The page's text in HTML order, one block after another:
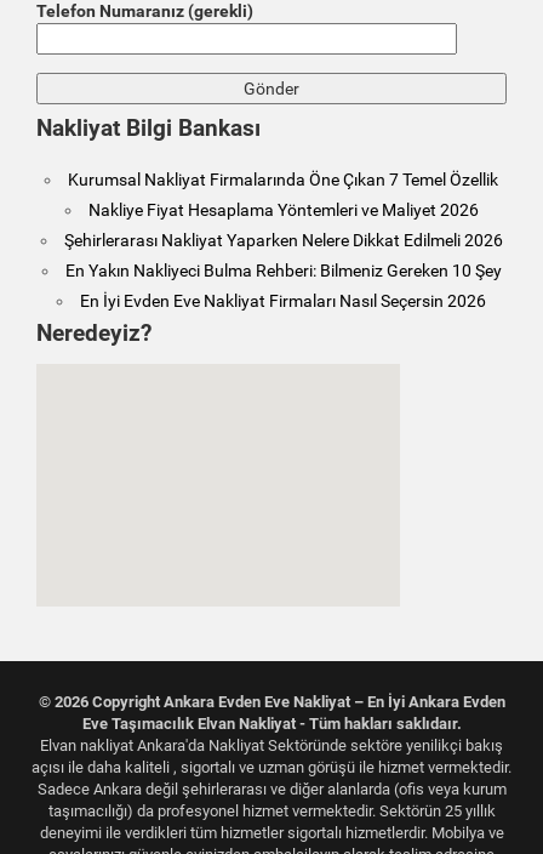
Telefon Numaranız (gerekli)
Nakliyat Bilgi Bankası
Kurumsal Nakliyat Firmalarında Öne Çıkan 7 Temel Özellik
Nakliye Fiyat Hesaplama Yöntemleri ve Maliyet 2026
Şehirlerarası Nakliyat Yaparken Nelere Dikkat Edilmeli 2026
En Yakın Nakliyeci Bulma Rehberi: Bilmeniz Gereken 10 Şey
En İyi Evden Eve Nakliyat Firmaları Nasıl Seçersin 2026
Neredeyiz?
© 2026 Copyright Ankara Evden Eve Nakliyat – En İyi Ankara Evden
Eve Taşımacılık Elvan Nakliyat - Tüm hakları saklıdaır.
Elvan nakliyat Ankara'da Nakliyat Sektöründe sektöre yenilikçi bakış
açısı ile daha kaliteli , sigortalı ve uzman görüşü ile hizmet vermektedir.
Sadece Ankara değil şehirlerarası ve diğer alanlarda (ofis veya kurum
taşımacılığı) da profesyonel hizmet vermektedir. Sektörün 25 yıllık
deneyimi ile verdikleri tüm hizmetler sigortalı hizmetlerdir. Mobilya ve